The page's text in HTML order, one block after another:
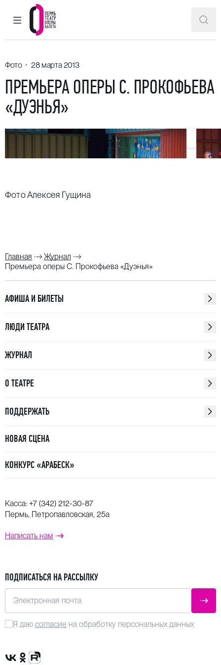
ГЛАВНОЕ МЕНЮ
Пермский театр оперы и балета
Фото 28 марта 2013
ПРЕМЬЕРА ОПЕРЫ С. ПРОКОФЬЕВА
«ДУЭНЬЯ»
Фото Алексея Гущина
Главная
Журнал
Премьера оперы С. Прокофьева «Дуэнья»
АФИША И БИЛЕТЫ
ЛЮДИ ТЕАТРА
ЖУРНАЛ
О ТЕАТРЕ
ПОДДЕРЖАТЬ
НОВАЯ СЦЕНА
КОНКУРС «АРАБЕСК»
Касса: +7 (342) 212-30-87
Пермь, Петропавловская, 25а
Написать нам
ПОДПИСАТЬСЯ НА РАССЫЛКУ
Электронная почта
Я даю согласие на обработку персональных данных